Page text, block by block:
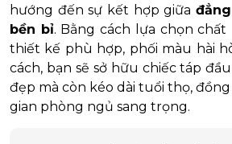
hướng đến sự kết hợp giữa
bền bỉ. Bằng cách lựa chọn chất
thiết kế phù hợp, phối màu hài
cách, bạn sẽ sở hữu chiếc táp
đẹp mà còn kéo dài tuổi thọ,
gian phòng ngủ sang trọng.